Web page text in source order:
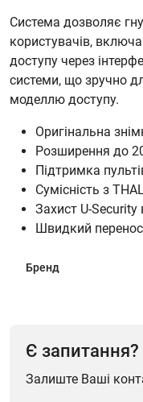
Система дозволяє
користувачів,
доступу через
системи, що зручно
моделлю доступу.
Оригінальна
Розширення до
Підтримка
Сумісність з
Захист U-Security
Швидкий
Бренд
Є запитання?
Залиште Ваші